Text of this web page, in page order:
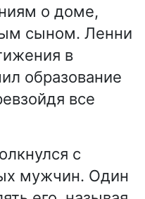
о доме,
сыном. Ленни
в
образование
все
с
мужчин. Один